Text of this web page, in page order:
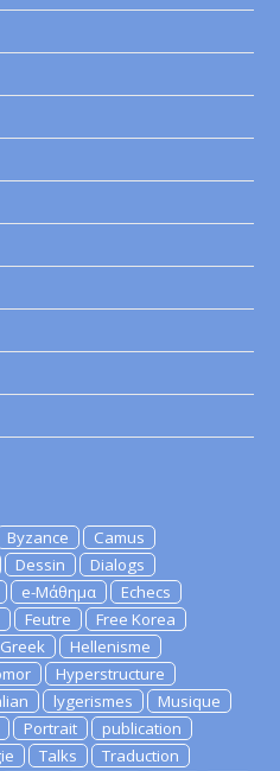
Byzance
Camus
Dessin
Dialogs
e-Μάθημα
Echecs
Feutre
Free Korea
Greek
Hellenisme
Hyperstructure
lygerismes
Musique
Portrait
publication
Talks
Traduction